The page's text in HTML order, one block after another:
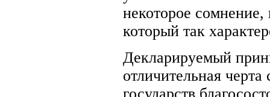
некоторое
который так
Декларируемый
отличительная
государств